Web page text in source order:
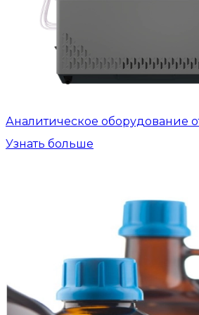
Аналитическое оборудование
Узнать больше